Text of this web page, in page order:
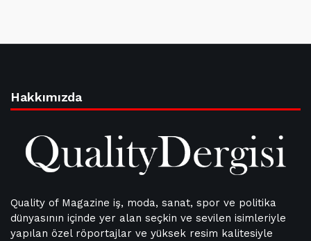
Hakkımızda
Quality of Magazine iş, moda, sanat, spor ve politika
dünyasının içinde yer alan seçkin ve sevilen isimleriyle
yapılan özel röportajlar ve yüksek resim kalitesiyle